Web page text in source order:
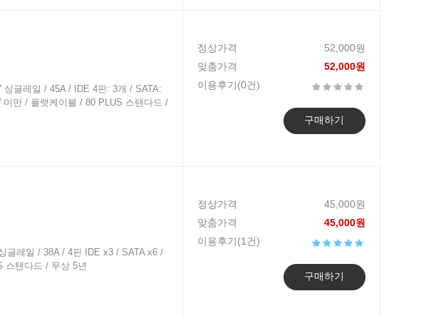
글레일 / 45A / IDE 4핀: 3개 / SATA:
만 / 플랫케이블 / 80 PLUS 스탠다드 /
정상가격
52,000원
맞춤가격
52,000원
이용후기(0건)
구매하기
글레일 / 38A / 4핀 IDE x3 / SATA x6 /
스탠다드 / 무상 5년
정상가격
45,000원
맞춤가격
45,000원
이용후기(1건)
구매하기